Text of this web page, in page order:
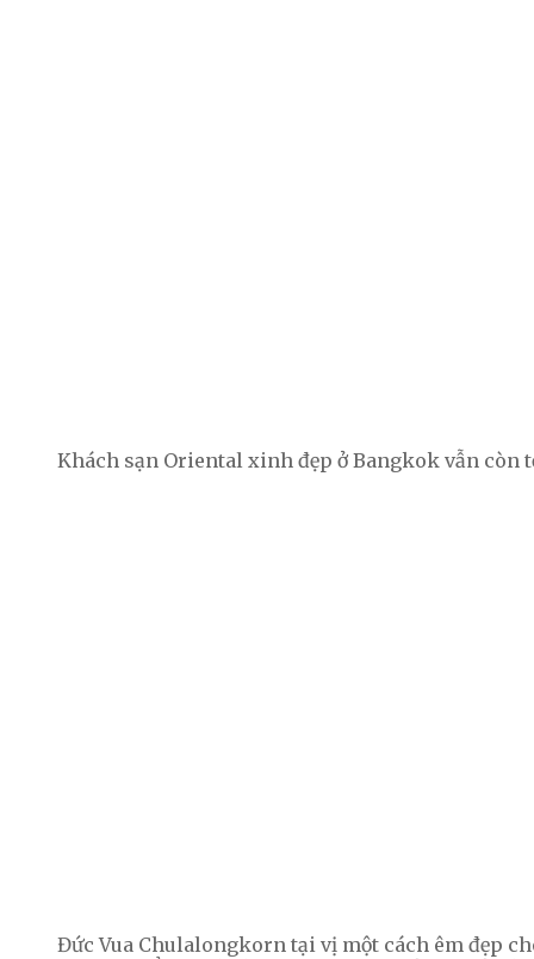
Khách sạn Oriental xinh đẹp ở Bangkok vẫn còn
Đức Vua Chulalongkorn tại vị một cách êm đẹp